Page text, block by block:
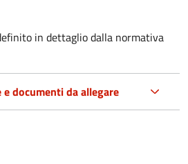
in dettaglio dalla normativa
documenti da allegare